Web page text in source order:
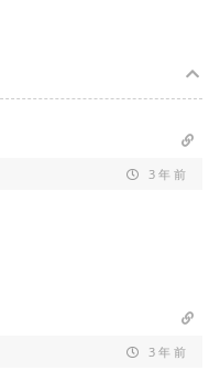
3 年 前
3 年 前